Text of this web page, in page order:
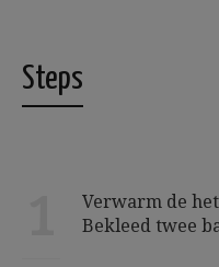
Steps
Verwarm de
Bekleed twee